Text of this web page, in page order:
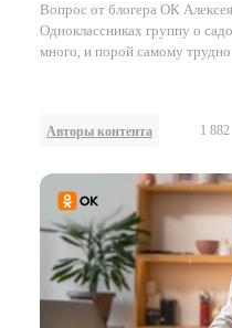
Вопрос от блогера ОК
Одноклассниках группу о
много, и порой самому трудно
ними?».
Авторы контента 1 882